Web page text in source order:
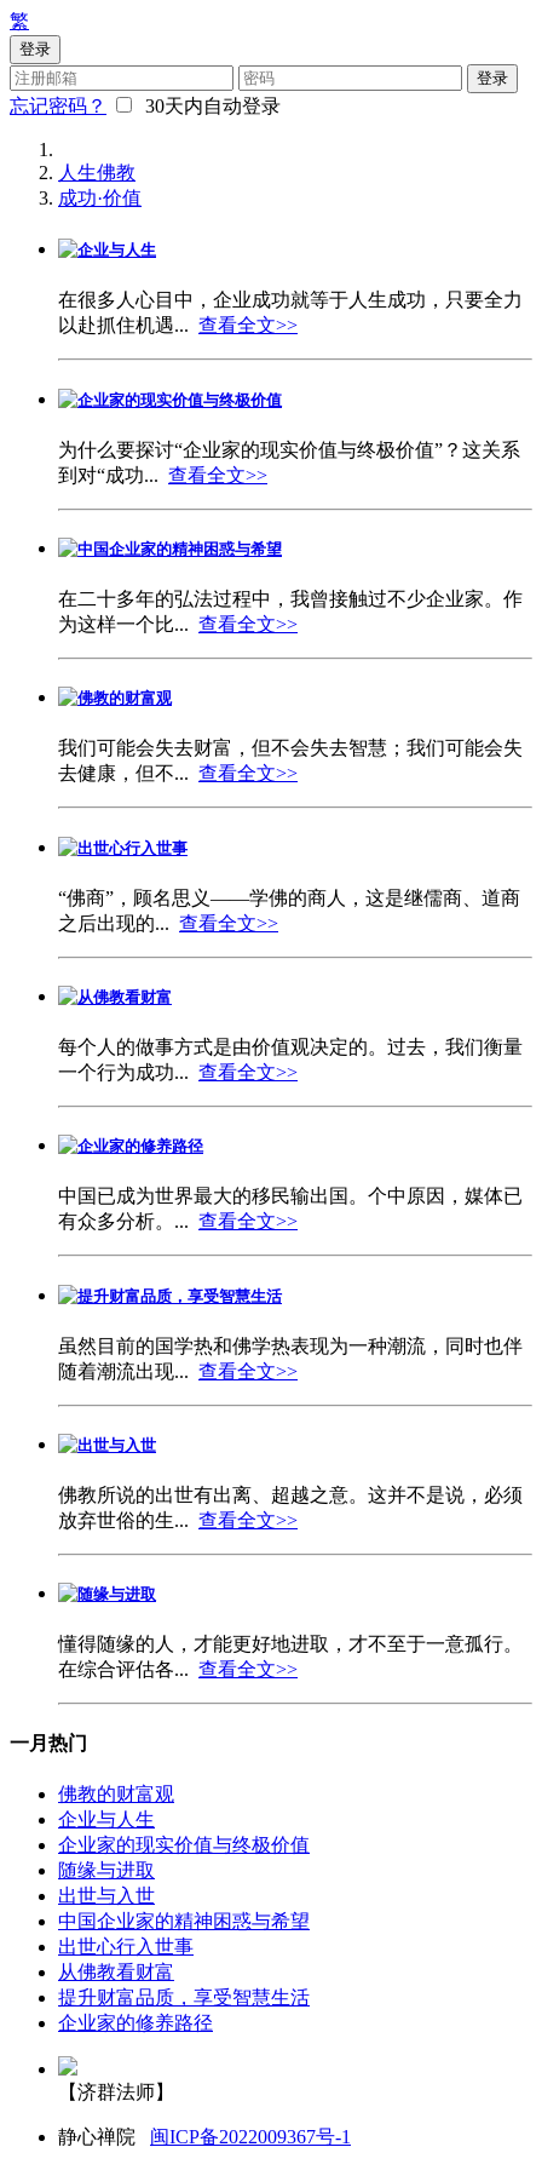
繁
登录
登录
忘记密码？ 30天内自动登录
人生佛教
成功·价值
企业与人生
在很多人心目中，企业成功就等于人生成功，只要全力
以赴抓住机遇... 查看全文>>
企业家的现实价值与终极价值
为什么要探讨“企业家的现实价值与终极价值”？这关系
到对“成功... 查看全文>>
中国企业家的精神困惑与希望
在二十多年的弘法过程中，我曾接触过不少企业家。作
为这样一个比... 查看全文>>
佛教的财富观
我们可能会失去财富，但不会失去智慧；我们可能会失
去健康，但不... 查看全文>>
出世心行入世事
“佛商”，顾名思义——学佛的商人，这是继儒商、道商
之后出现的... 查看全文>>
从佛教看财富
每个人的做事方式是由价值观决定的。过去，我们衡量
一个行为成功... 查看全文>>
企业家的修养路径
中国已成为世界最大的移民输出国。个中原因，媒体已
有众多分析。... 查看全文>>
提升财富品质，享受智慧生活
虽然目前的国学热和佛学热表现为一种潮流，同时也伴
随着潮流出现... 查看全文>>
出世与入世
佛教所说的出世有出离、超越之意。这并不是说，必须
放弃世俗的生... 查看全文>>
随缘与进取
懂得随缘的人，才能更好地进取，才不至于一意孤行。
在综合评估各... 查看全文>>
一月热门
佛教的财富观
企业与人生
企业家的现实价值与终极价值
随缘与进取
出世与入世
中国企业家的精神困惑与希望
出世心行入世事
从佛教看财富
提升财富品质，享受智慧生活
企业家的修养路径
【济群法师】
静心禅院 闽ICP备2022009367号-1